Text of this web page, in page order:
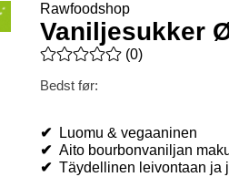
Rawfoodshop
Vaniljesukker
Gennemsnitlig vurdering 0
(0)
Bedst før:
✔ Luomu & vegaaninen
✔ Aito bourbonvaniljan
✔ Täydellinen leivontaan ja